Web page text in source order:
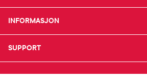
Mine favoritter
Mine resepter
Resepthistorikk
INFORMASJON
INFORMASJON
Jobb hos oss
SUPPORT
SUPPORT